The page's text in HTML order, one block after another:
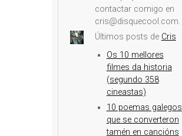
contactar comigo en
cris@disquecool.com.
Últimos posts de Cris
Os 10 mellores
filmes da historia
(segundo 358
cineastas)
10 poemas galegos
que se converteron
tamén en cancións